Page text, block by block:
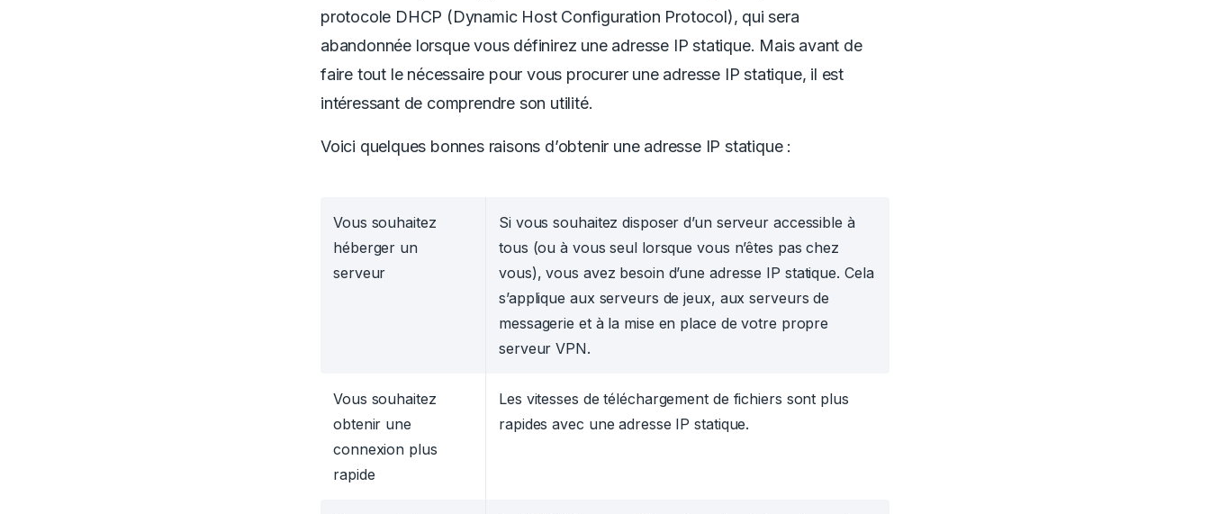
protocole DHCP (Dynamic Host Configuration Protocol), qui sera
abandonnée lorsque vous définirez une adresse IP statique. Mais avant de
faire tout le nécessaire pour vous procurer une adresse IP statique, il est
intéressant de comprendre son utilité.
Voici quelques bonnes raisons d’obtenir une adresse IP statique :
Vous souhaitez
héberger un
serveur
Si vous souhaitez disposer d’un serveur accessible à
tous (ou à vous seul lorsque vous n’êtes pas chez
vous), vous avez besoin d’une adresse IP statique. Cela
s’applique aux serveurs de jeux, aux serveurs de
messagerie et à la mise en place de votre propre
serveur VPN.
Vous souhaitez
obtenir une
connexion plus
rapide
Les vitesses de téléchargement de fichiers sont plus
rapides avec une adresse IP statique.